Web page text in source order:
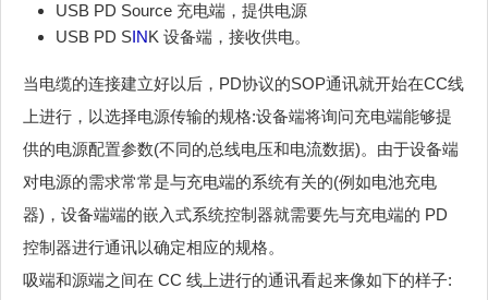
USB PD Source 充电端，提供电源
USB PD SINK 设备端，接收供电。
当电缆的连接建立好以后，PD协议的SOP通讯就开始在CC线
上进行，以选择电源传输的规格:设备端将询问充电端能够提
供的电源配置参数(不同的总线电压和电流数据)。由于设备端
对电源的需求常常是与充电端的系统有关的(例如电池充电
器)，设备端端的嵌入式系统控制器就需要先与充电端的 PD
控制器进行通讯以确定相应的规格。
吸端和源端之间在 CC 线上进行的通讯看起来像如下的样子: